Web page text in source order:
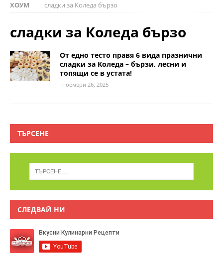
ХОУМ сладки за Коледа бързо
сладки за Коледа бързо
От едно тесто правя 6 вида празнични
сладки за Коледа – бързи, лесни и
топящи се в устата!
ноември 26, 2025
ТЪРСЕНЕ
СЛЕДВАЙ НИ